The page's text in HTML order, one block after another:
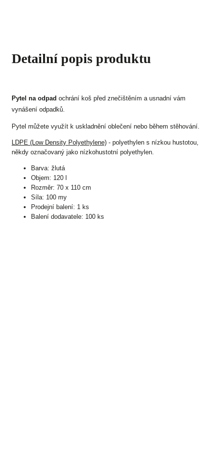
Detailní popis produktu
Pytel na odpad ochrání koš před znečištěním a usnadní vám
vynášení odpadků.
Pytel můžete využít k uskladnění oblečení nebo během stěhování.
LDPE (Low Density Polyethylene) - polyethylen s nízkou hustotou,
někdy označovaný jako nízkohustotní polyethylen.
Barva: žlutá
Objem: 120 l
Rozměr: 70 x 110 cm
Síla: 100 my
Prodejní balení: 1 ks
Balení dodavatele: 100 ks